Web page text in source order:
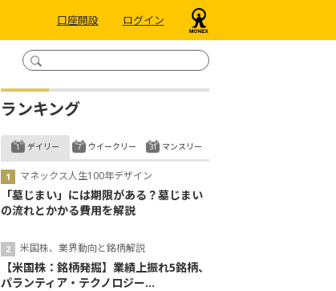
口座開設 ログイン
ランキング
デイリー
マネックス人生100年デザイン
「墓じまい」には期限がある？墓じまい
の流れとかかる費用を解説
米国株、業界動向と銘柄解説
【米国株：銘柄発掘】業績上振れ5銘柄、
パランティア・テクノロジー...
ウイークリー マンスリー